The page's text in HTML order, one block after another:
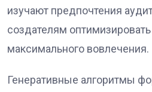
изучают предпочтения
создателям
максимального вовлечения.
Генеративные алгоритмы